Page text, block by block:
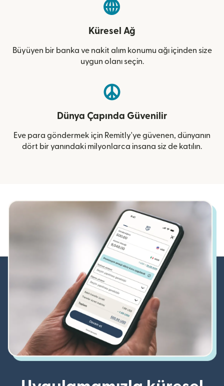
Küresel Ağ
Büyüyen bir banka ve nakit alım konumu ağı içinden size
uygun olanı seçin.
Dünya Çapında Güvenilir
Eve para göndermek için Remitly'ye güvenen, dünyanın
dört bir yanındaki milyonlarca insana siz de katılın.